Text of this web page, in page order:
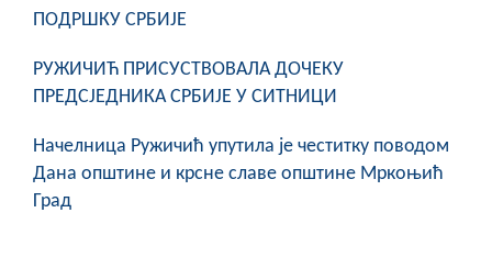
ПОДРШКУ СРБИЈЕ
РУЖИЧИЋ ПРИСУСТВОВАЛА ДОЧЕКУ
ПРЕДСЈЕДНИКА СРБИЈЕ У СИТНИЦИ
Начелница Ружичић упутила је честитку поводом
Дана општине и крсне славе општине Мркоњић
Град